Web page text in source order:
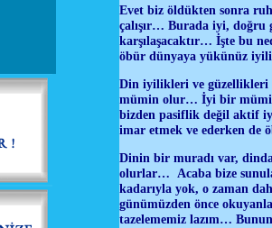
Evet biz öldükten sonra ruh
çalışır… Burada iyi, doğru
karşılaşacaktır… İşte bu
öbür dünyaya yükünüz
Din iyilikleri ve güzellikleri
mümin olur… İyi bir
bizden pasiflik değil aktif
imar etmek ve ederken de
Dinin bir muradı var,
olurlar… Acaba bize
kadarıyla yok, o zaman
günümüzden önce
tazelememiz lazım…